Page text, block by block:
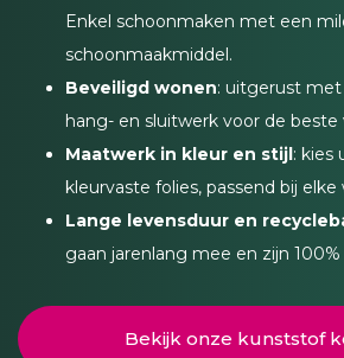
Enkel schoonmaken met een
schoonmaakmiddel.
Beveiligd wonen: uitgerust met
hang- en sluitwerk voor de beste
Maatwerk in kleur en stijl: kies
kleurvaste folies, passend bij elke
Lange levensduur en
gaan jarenlang mee en zijn 100%
Bekijk onze kunststof